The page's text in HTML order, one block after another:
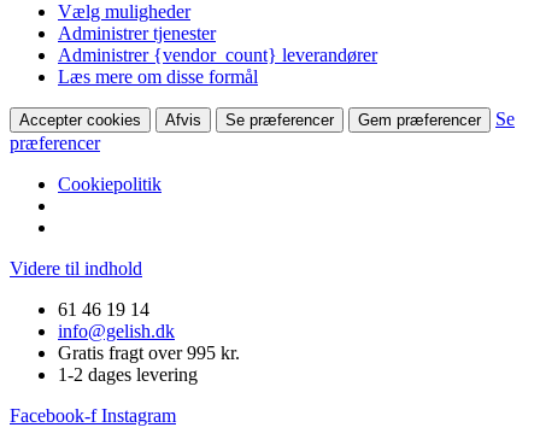
Vælg muligheder
Administrer tjenester
Administrer {vendor_count} leverandører
Læs mere om disse formål
Accepter cookies Afvis Se præferencer Gem præferencer
Se
præferencer
Cookiepolitik
Videre til indhold
61 46 19 14
info@gelish.dk
Gratis fragt over 995 kr.
1-2 dages levering
Facebook-f Instagram